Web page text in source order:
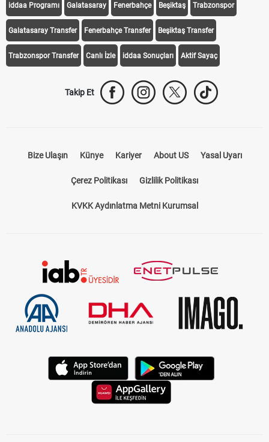
iddaa Programı Galatasaray Fenerbahçe Beşiktaş Trabzonspor
Galatasaray Transfer Fenerbahçe Transfer Beşiktaş Transfer
Trabzonspor Transfer Canlı İzle iddaa Sonuçları Aktif Sayaç
Takip Et
Bize Ulaşın Künye Kariyer About US Yasal Uyarı
Çerez Politikası Gizlilik Politikası
KVKK Aydınlatma Metni Kurumsal